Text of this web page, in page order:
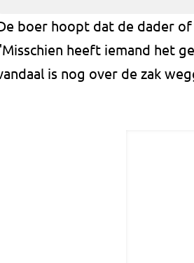
boer hoopt dat de dader
heeft iemand het
is nog over de zak